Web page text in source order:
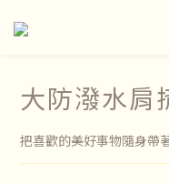
大防潑水肩
把喜歡的美好事物隨身帶